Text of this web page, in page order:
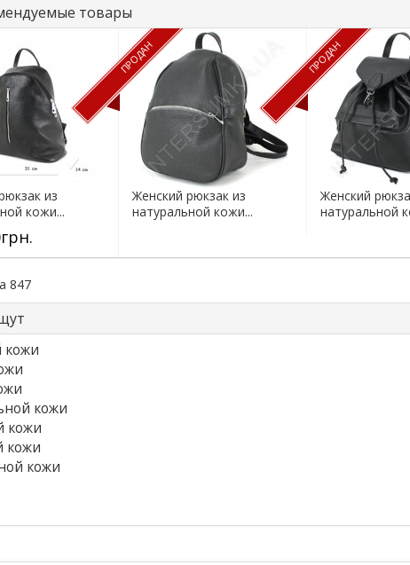
товары
из
кожи...
ПРОДАН
Женский рюкзак из
натуральной кожи...
ПРОДАН
Женский
натуральной
847
кожи
кожи
кожи
кожи
кожи